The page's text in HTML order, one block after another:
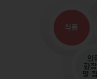
식품
의
화
및